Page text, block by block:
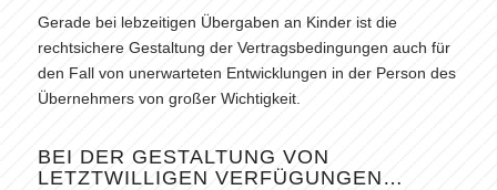
Gerade bei lebzeitigen Übergaben an Kinder ist die
rechtsichere Gestaltung der Vertragsbedingungen auch für
den Fall von unerwarteten Entwicklungen in der Person des
Übernehmers von großer Wichtigkeit.
BEI DER GESTALTUNG VON
LETZTWILLIGEN VERFÜGUNGEN…